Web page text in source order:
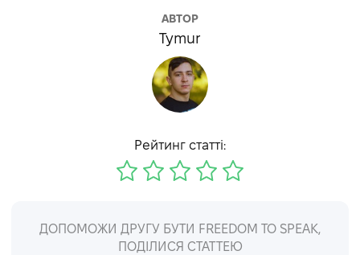
АВТОР
Tymur
Рейтинг статті:
ДОПОМОЖИ ДРУГУ БУТИ FREEDOM TO SPEAK,
ПОДІЛИСЯ СТАТТЕЮ